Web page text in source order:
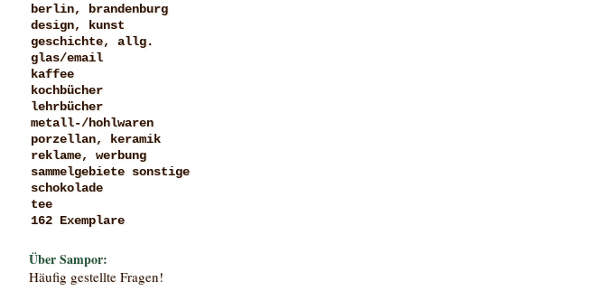
berlin, brandenburg
design, kunst
geschichte, allg.
glas/email
kaffee
kochbücher
lehrbücher
metall-/hohlwaren
porzellan, keramik
reklame, werbung
sammelgebiete sonstige
schokolade
tee
162 Exemplare
Über Sampor:
Häufig gestellte Fragen!